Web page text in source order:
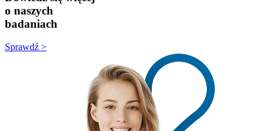
o naszych
badaniach
Sprawdź >